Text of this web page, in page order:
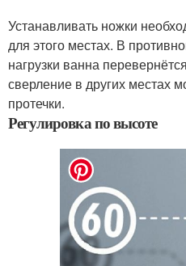
Устанавливать ножки
для этого местах. В
нагрузки ванна
сверление в других местах
протечки.
Регулировка по высоте